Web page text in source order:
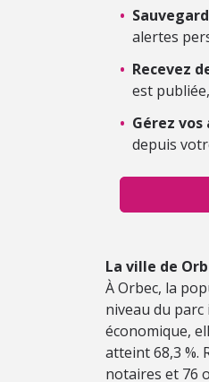
•
alertes
• Recevez
est
• Gérez
depuis
La ville de
À Orbec, la
niveau du
économique,
atteint 68,3 %.
notaires et 76